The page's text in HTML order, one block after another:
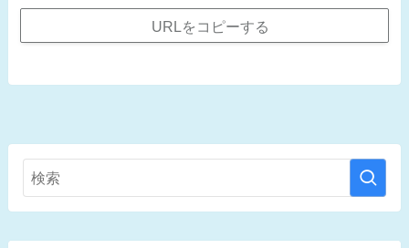
URLをコピーする